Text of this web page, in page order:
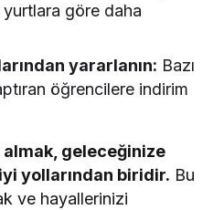
göre daha
yararlanın: Bazı
öğrencilere indirim
geleceğinize
yollarından biridir. Bu
ve hayallerinizi